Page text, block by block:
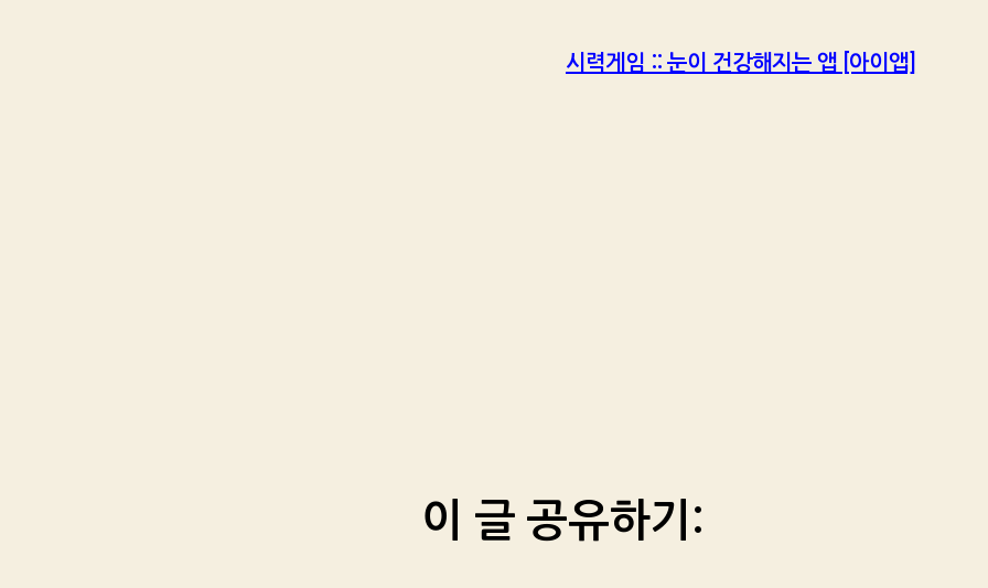
시력게임 :: 눈이 건강해지는 앱 [아이앱]
이 글 공유하기: